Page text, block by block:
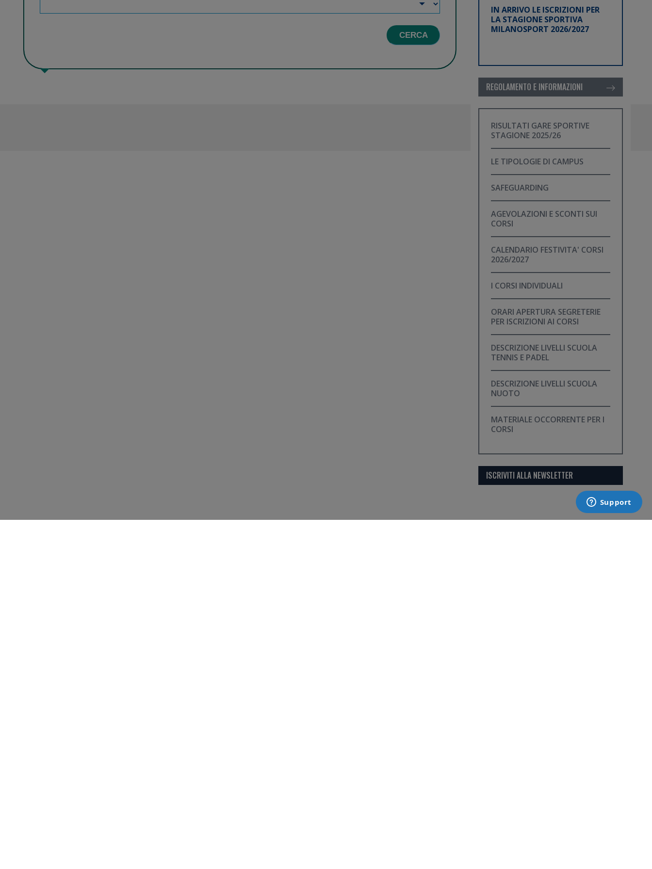
IN ARRIVO LE ISCRIZIONI PER
LA STAGIONE SPORTIVA
MILANOSPORT 2026/2027
REGOLAMENTO E INFORMAZIONI
RISULTATI GARE SPORTIVE
STAGIONE 2025/26
LE TIPOLOGIE DI CAMPUS
SAFEGUARDING
AGEVOLAZIONI E SCONTI SUI
CORSI
CALENDARIO FESTIVITA' CORSI
2026/2027
I CORSI INDIVIDUALI
ORARI APERTURA SEGRETERIE
PER ISCRIZIONI AI CORSI
DESCRIZIONE LIVELLI SCUOLA
TENNIS E PADEL
DESCRIZIONE LIVELLI SCUOLA
NUOTO
MATERIALE OCCORRENTE PER I
CORSI
ISCRIVITI ALLA NEWSLETTER
CERCA